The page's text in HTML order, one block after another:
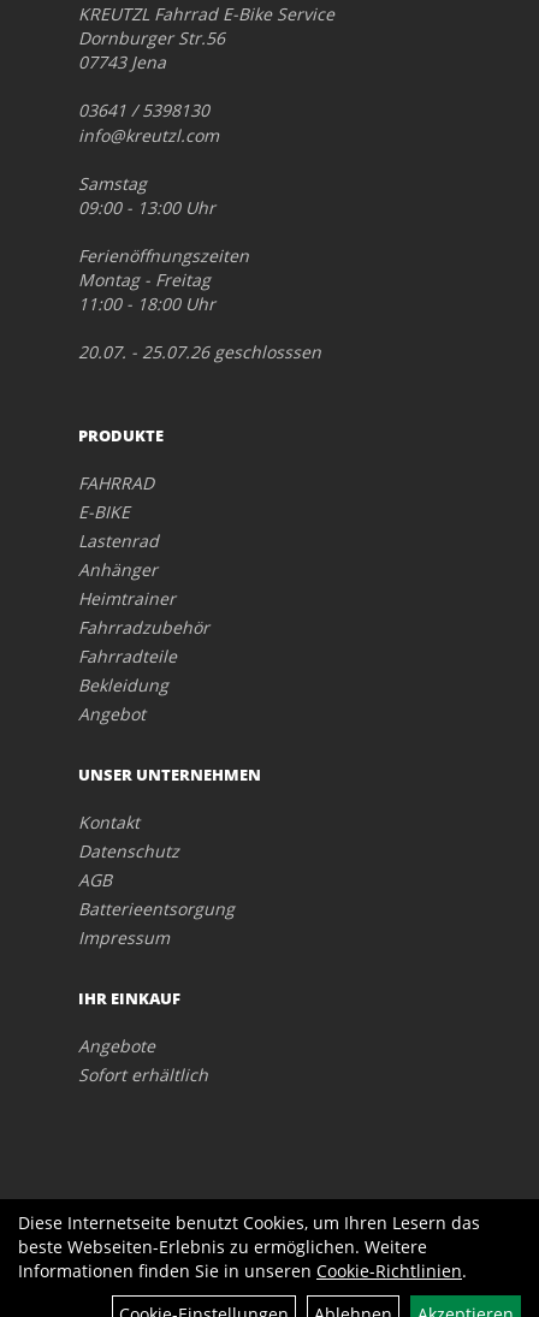
KREUTZL Fahrrad E-Bike Service
Dornburger Str.56
07743 Jena
03641 / 5398130
info@kreutzl.com
Samstag
09:00 - 13:00 Uhr
Ferienöffnungszeiten
Montag - Freitag
11:00 - 18:00 Uhr
20.07. - 25.07.26 geschlosssen
PRODUKTE
FAHRRAD
E-BIKE
Lastenrad
Anhänger
Heimtrainer
Fahrradzubehör
Fahrradteile
Bekleidung
Angebot
UNSER UNTERNEHMEN
Kontakt
Datenschutz
AGB
Batterieentsorgung
Impressum
IHR EINKAUF
Angebote
Sofort erhältlich
Diese Internetseite benutzt Cookies, um Ihren Lesern das
beste Webseiten-Erlebnis zu ermöglichen. Weitere
Informationen finden Sie in unseren Cookie-Richtlinien.